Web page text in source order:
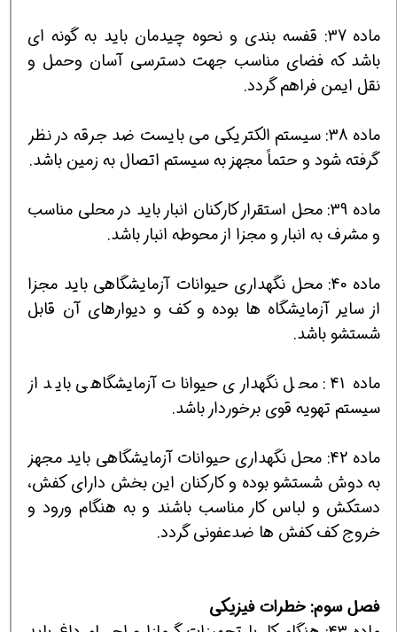
ماده 37: قفسه بندی و نحوه چیدمان باید به گونه ای
باشد که فضای مناسب جهت دسترسی آسان وحمل و
نقل ایمن فراهم گردد.
ماده 38: سیستم الکتریکی می بایست ضد جرقه در نظر
گرفته شود و حتماً مجهز به سیستم اتصال به زمین باشد.
ماده 39: محل استقرار کارکنان انبار باید در محلی مناسب
و مشرف به انبار و مجزا از محوطه انبار باشد.
ماده 40: محل نگهداری حیوانات آزمایشگاهی باید مجزا
از سایر آزمایشگاه ها بوده و کف و دیوارهای آن قابل
شستشو باشد.
ماده 41: محل نگهداری حیوانات آزمایشگاهی باید از
سیستم تهویه قوی برخوردار باشد.
ماده 42: محل نگهداری حیوانات آزمایشگاهی باید مجهز
به دوش شستشو بوده و کارکنان این بخش دارای کفش،
دستکش و لباس کار مناسب باشند و به هنگام ورود و
خروج کف کفش ها ضدعفونی گردد.
فصل سوم: خطرات فیزیکی